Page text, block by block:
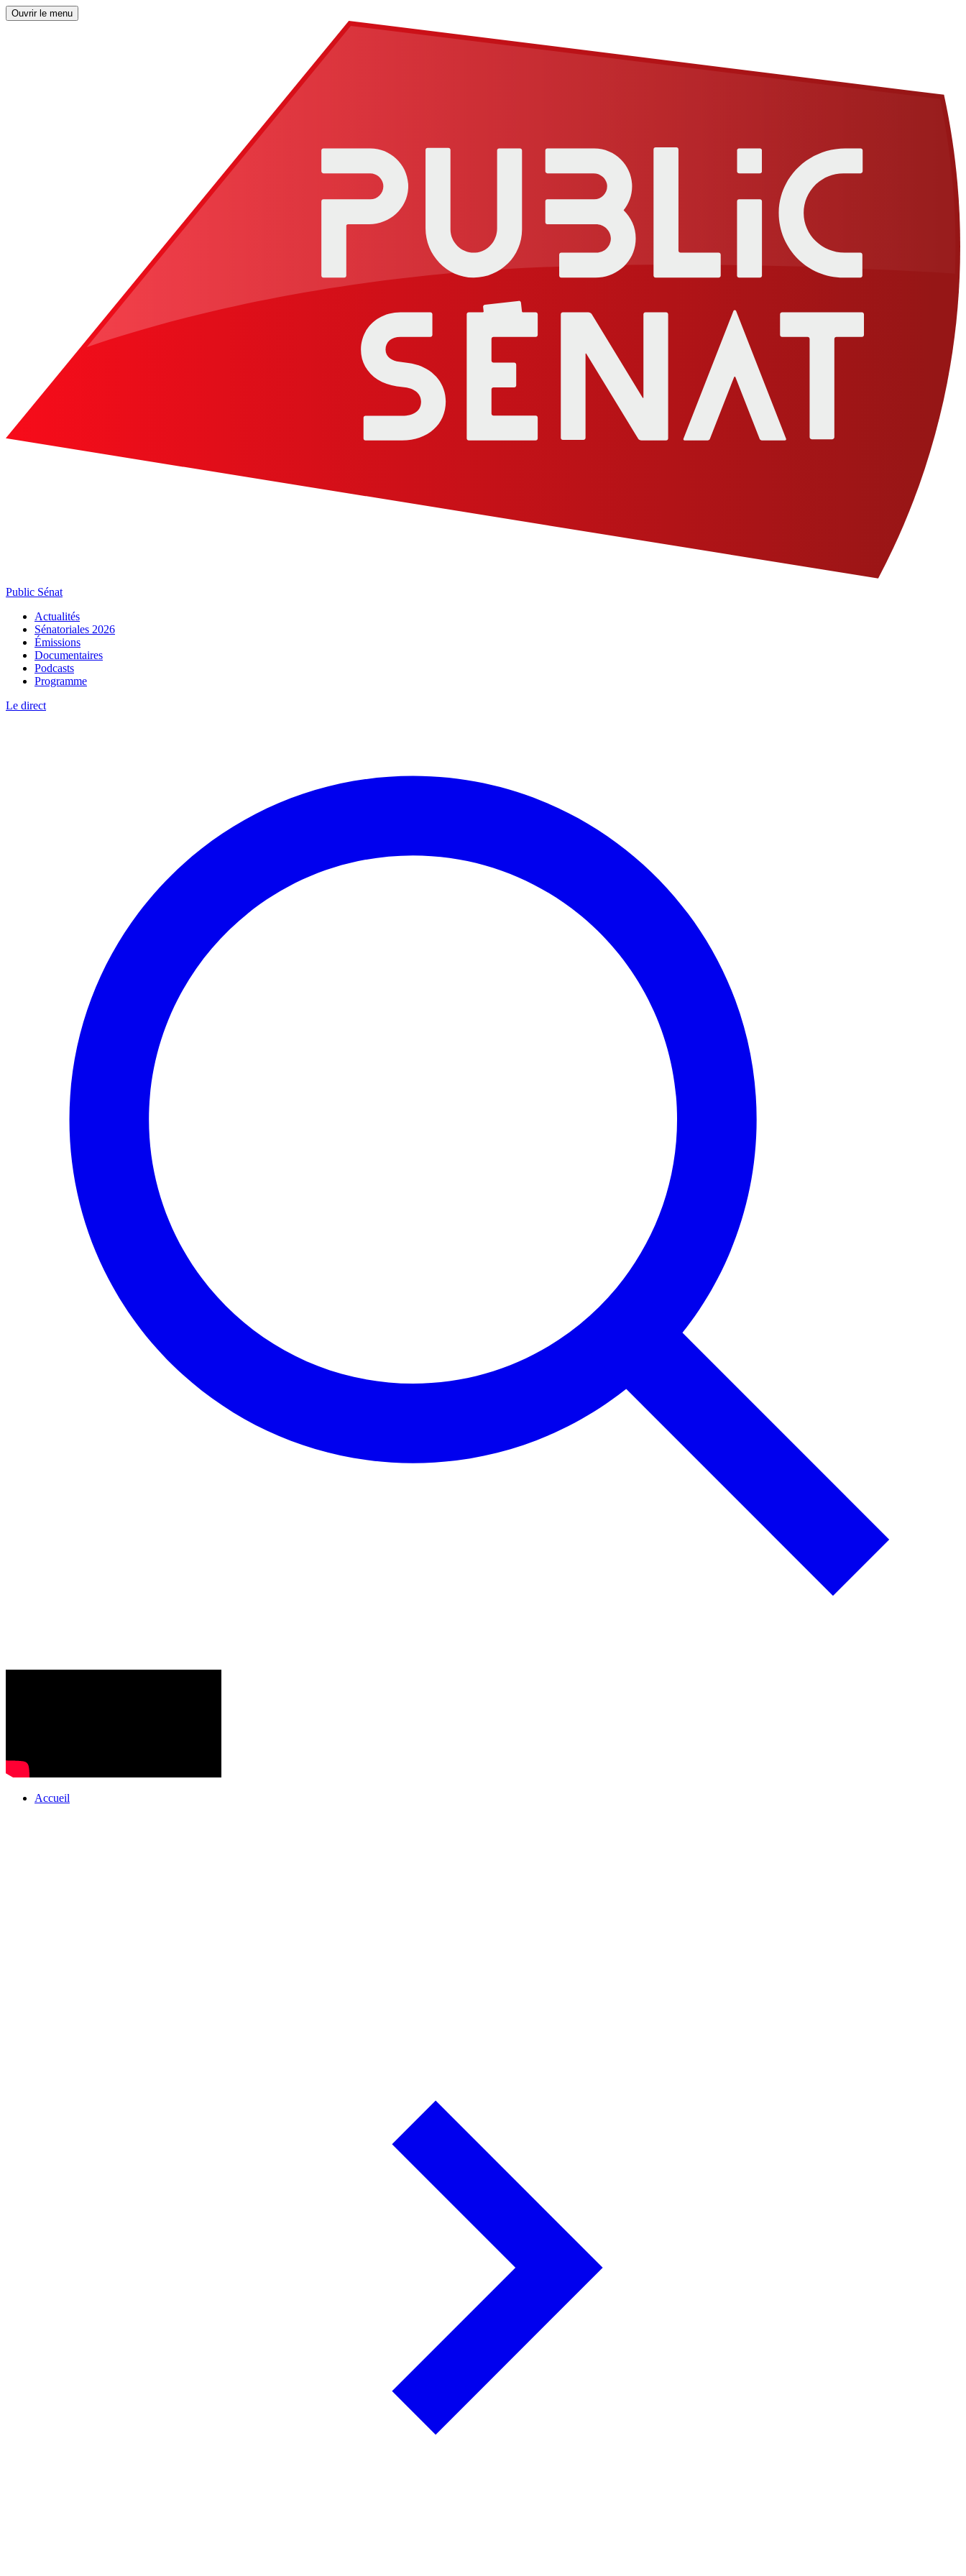
Ouvrir le menu
Public Sénat
Actualités
Sénatoriales 2026
Émissions
Documentaires
Podcasts
Programme
Le direct
Accueil